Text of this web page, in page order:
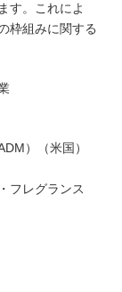
す。これによ
枠組みに関する
）（米国）
フレグランス